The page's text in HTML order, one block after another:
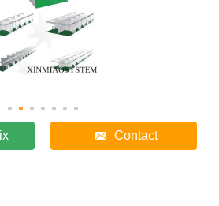
Contact